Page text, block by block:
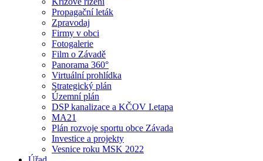
Propagační leták
Zpravodaj
Firmy v obci
Fotogalerie
Film o Závadě
Panorama 360°
Virtuální prohlídka
Strategický plán
Územní plán
DSP kanalizace a KČOV I.etapa
MA21
Plán rozvoje sportu obce Závada
Investice a projekty
Vesnice roku MSK 2022